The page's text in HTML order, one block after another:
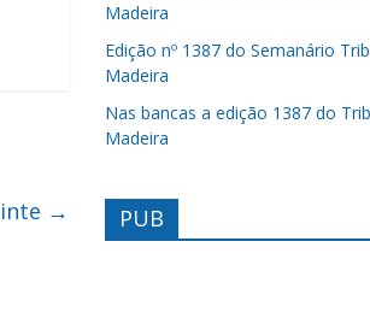
→
Madeira
Edição nº 1387 do Semanário
Madeira
Nas bancas a edição 1387 do
Madeira
PUB